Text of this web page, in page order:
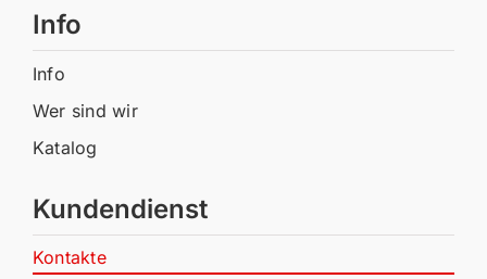
Info
Info
Wer sind wir
Katalog
Kundendienst
Kontakte